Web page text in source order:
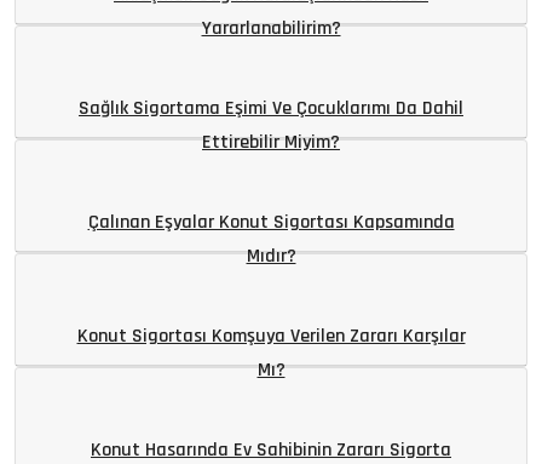
Yararlanabilirim?
Sağlık Sigortama Eşimi Ve Çocuklarımı Da Dahil
Ettirebilir Miyim?
Çalınan Eşyalar Konut Sigortası Kapsamında
Mıdır?
Konut Sigortası Komşuya Verilen Zararı Karşılar
Mı?
Konut Hasarında Ev Sahibinin Zararı Sigorta